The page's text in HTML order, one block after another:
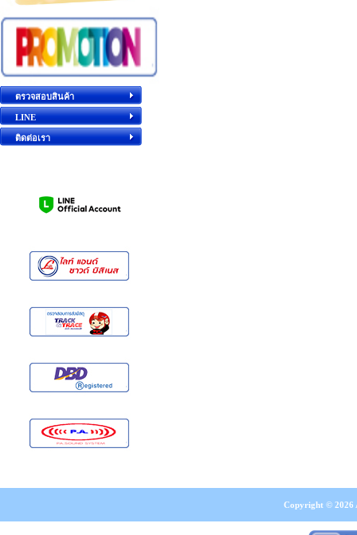
ตรวจสอบสินค้า
LINE
ติดต่อเรา
Copyright © 2026